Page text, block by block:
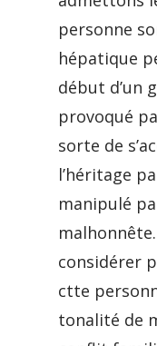
personne
hépatique
début d’un
provoqué
sorte de
l’héritage
manipulé
considérer
ctte
tonalité de